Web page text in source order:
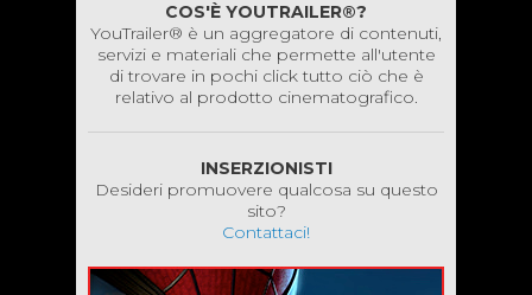
COS'È YOUTRAILER®?
YouTrailer® è un aggregatore di contenuti,
servizi e materiali che permette all'utente
di trovare in pochi click tutto ciò che è
relativo al prodotto cinematografico.
INSERZIONISTI
Desideri promuovere qualcosa su questo
sito?
Contattaci!